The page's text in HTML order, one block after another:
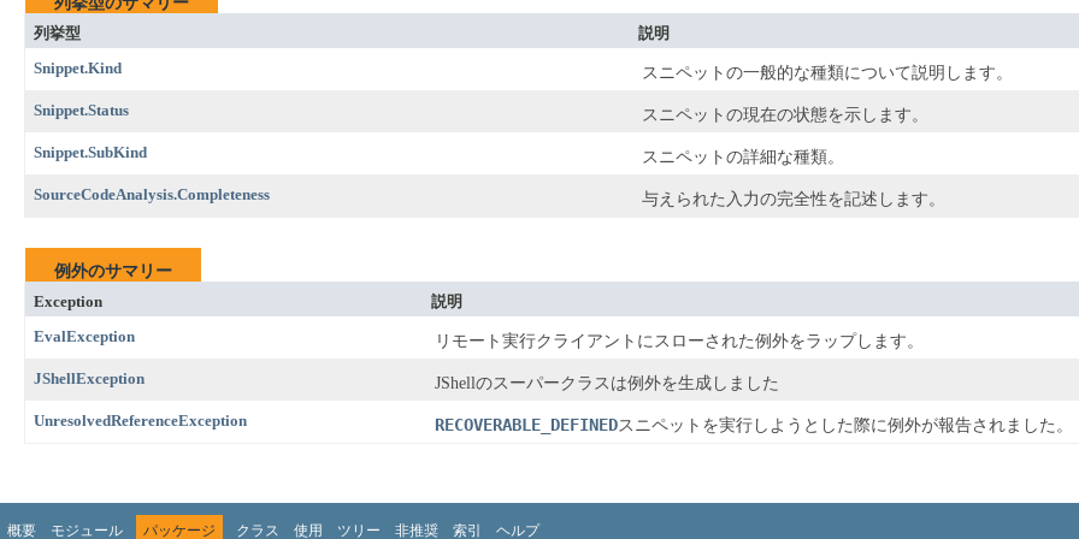
列挙型
説明
Snippet.Kind
スニペットの一般的な種類について説明します。
Snippet.Status スニペットの現在の状態を示します。
Snippet.SubKind スニペットの詳細な種類。
SourceCodeAnalysis.Completeness 与えられた入力の完全性を記述します。
例外のサマリー
Exception
説明
EvalException
リモート実行クライアントにスローされた例外をラップします。
JShellException JShellのスーパークラスは例外を生成しました
UnresolvedReferenceException RECOVERABLE_DEFINEDスニペットを実行しようとした際に例外が報告されました。
概要 モジュール パッケージ クラス 使用 ツリー 非推奨 索引 ヘルプ